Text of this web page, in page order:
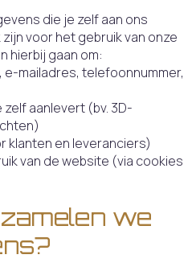
die je zelf aan ons
voor het gebruik van onze
hierbij gaan om:
mailadres, telefoonnummer,
aanlevert (bv. 3D-
klanten en leveranciers)
van de website (via cookies
we